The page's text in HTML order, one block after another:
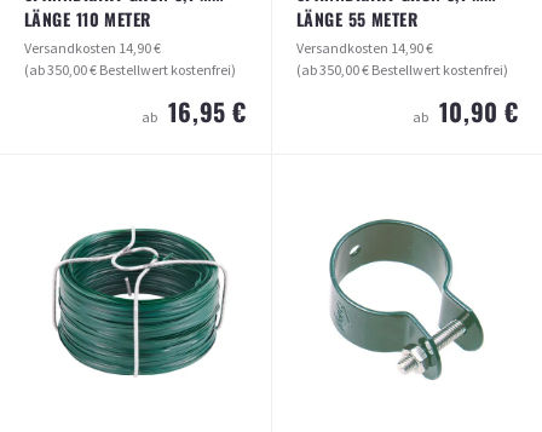
LÄNGE 110 METER
Versandkosten 14,90 €
(ab 350,00 € Bestellwert kostenfrei)
ab 16,95 €
(ab 350,00 € Bestellwert kostenfrei)
ab 16,95 €
ARTIKEL ANSEHEN
LÄNGE 55 METER
Versandkosten 14,90 €
(ab 350,00 € Bestellwert kostenfrei)
ab 10,90 €
Versandkosten14,90 €
(ab 350,00 € Bestellwert kostenfrei)
10,90 €
ARTIKEL ANSEHEN